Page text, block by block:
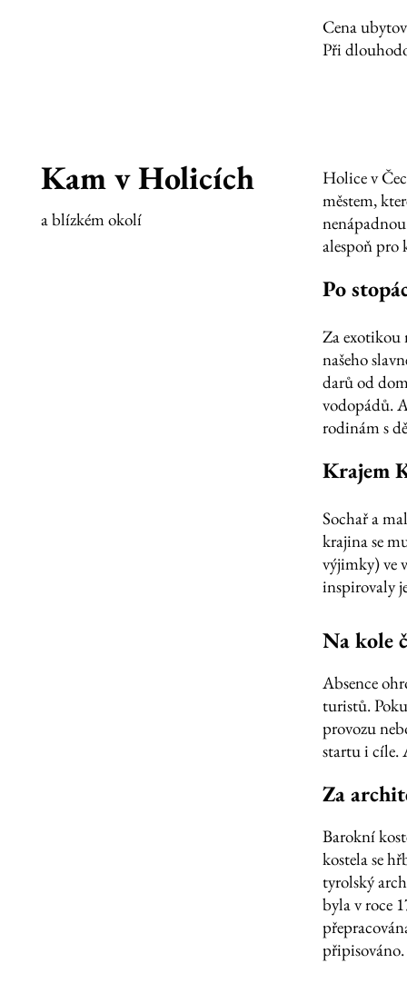
Cena
Při
Kam v Holicích
a blízkém okolí
Holice v
městem,
alespoň pro
Po
Za exotikou
našeho
darů od
vodopádů.
rodinám s
Krajem
Sochař a
krajina se
výjimky) ve
inspirovaly
Na kole
Absence
turistů.
provozu
startu i cíle.
Za
Barokní
kostela se
tyrolský
byla v roce
připisováno.